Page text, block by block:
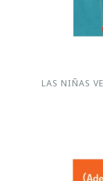
LAS NIÑAS